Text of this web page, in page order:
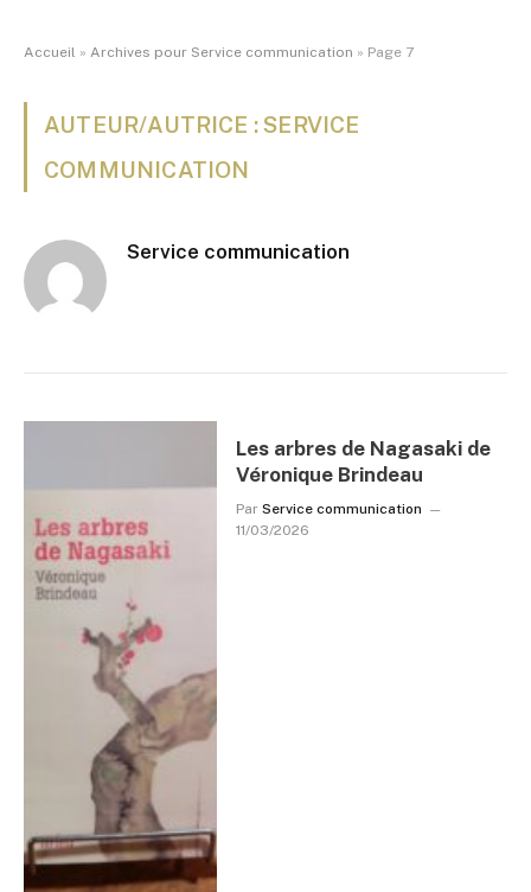
Accueil » Archives pour Service communication » Page 7
AUTEUR/AUTRICE : SERVICE
COMMUNICATION
Service communication
Les arbres de Nagasaki de
Véronique Brindeau
Par Service communication
11/03/2026